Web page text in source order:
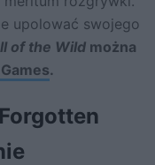
upolować swojego
of the Wild można
.